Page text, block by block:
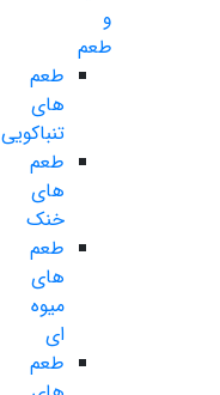
و
طعم
طعم
های
تنباکویی
طعم
های
خنک
طعم
های
میوه
ای
طعم